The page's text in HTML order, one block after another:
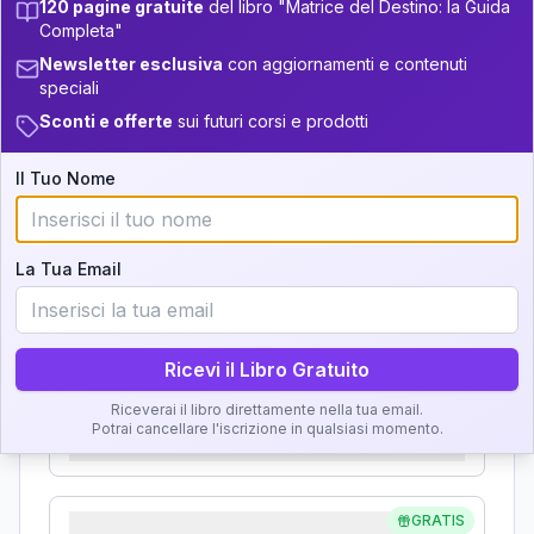
Analisi, Significato e
Interpretazione
Clicca su ogni zona per leggere la definizione e
l'interpretazione!
Importanza:
Karma Genitore-Figlio
Importanza:
GRATIS
120 pagine gratuite del libro "Matrice del Destino: la Guida
Completa"
Newsletter esclusiva con aggiornamenti e contenuti
speciali
Sconti e offerte sui futuri corsi e prodotti
Il Tuo Nome
La Tua Email
Ricevi il Libro Gratuito
Riceverai il libro direttamente nella tua email.
Potrai cancellare l'iscrizione in qualsiasi momento.